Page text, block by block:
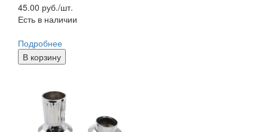
45.00 руб./шт.
Есть в наличии
Подробнее
В корзину